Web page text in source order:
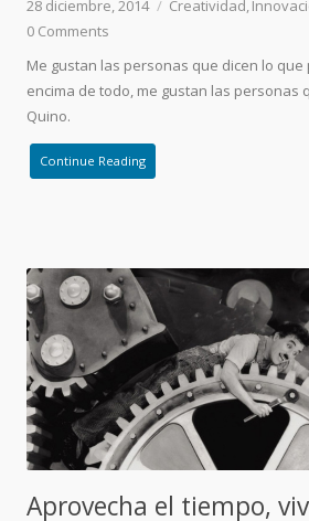
28 diciembre, 2014 Creatividad
0 Comments
Me gustan las personas que dicen lo
encima de todo, me gustan las personas
Quino.
Continue Reading
Aprovecha el tiempo,